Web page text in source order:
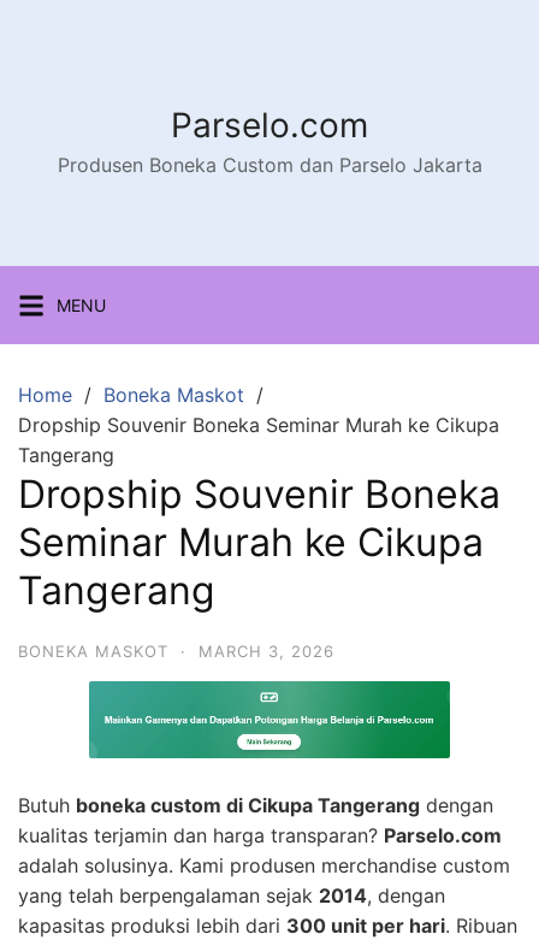
Parselo.com
Produsen Boneka Custom dan Parselo Jakarta
MENU
Home
Boneka Maskot
Dropship Souvenir Boneka Seminar Murah ke Cikupa
Tangerang
Dropship Souvenir Boneka
Seminar Murah ke Cikupa
Tangerang
BONEKA MASKOT · MARCH 3, 2026
Butuh boneka custom di Cikupa Tangerang dengan
kualitas terjamin dan harga transparan? Parselo.com
adalah solusinya. Kami produsen merchandise custom
yang telah berpengalaman sejak 2014, dengan
kapasitas produksi lebih dari 300 unit per hari. Ribuan